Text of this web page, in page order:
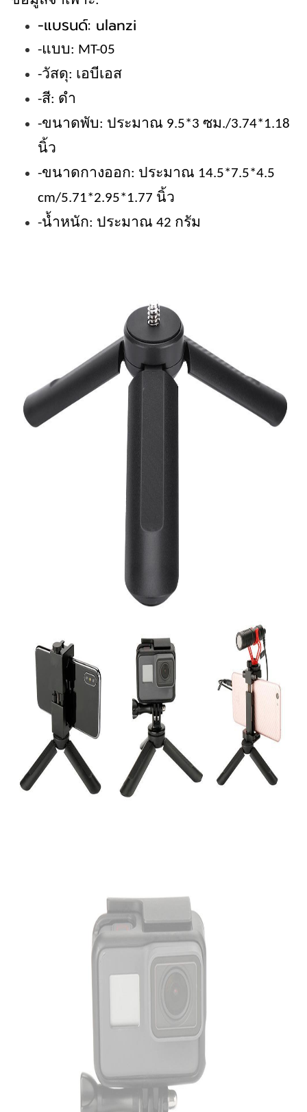
-แบรนด์: ulanzi
-แบบ: MT-05
-วัสดุ: เอบีเอส
-สี: ดำ
-ขนาดพับ: ประมาณ 9.5*3 ซม./3.74*1.18
นิ้ว
-ขนาดกางออก: ประมาณ 14.5*7.5*4.5
cm/5.71*2.95*1.77 นิ้ว
-น้ำหนัก: ประมาณ 42 กรัม